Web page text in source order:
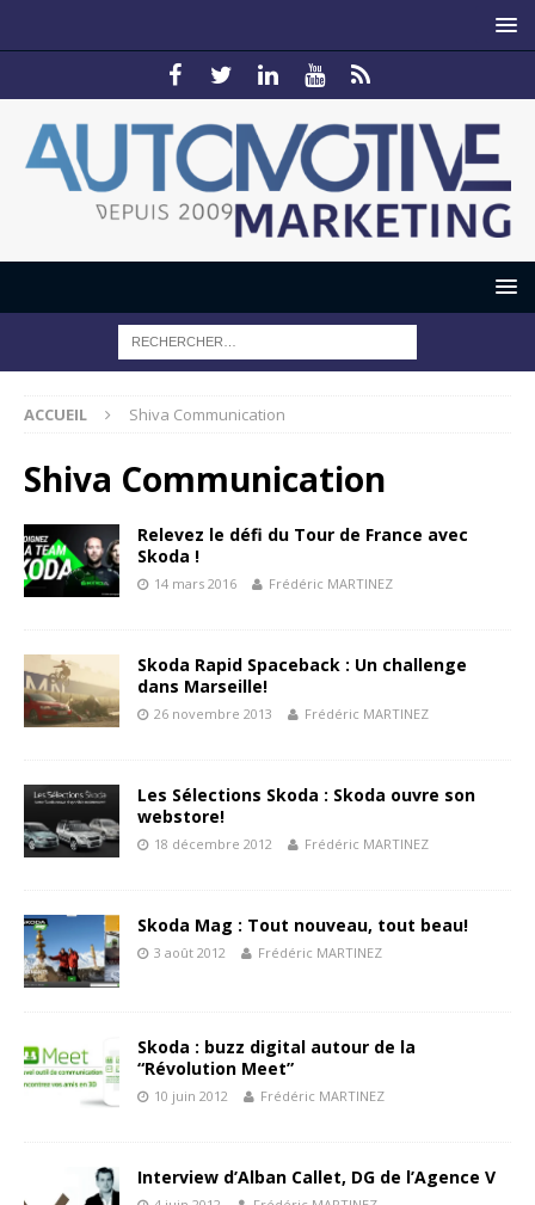
ACCUEIL Shiva Communication
Shiva Communication
Relevez le défi du Tour de France avec
Skoda !
14 mars 2016 Frédéric MARTINEZ
Skoda Rapid Spaceback : Un challenge
dans Marseille!
26 novembre 2013 Frédéric MARTINEZ
Les Sélections Skoda : Skoda ouvre son
webstore!
18 décembre 2012 Frédéric MARTINEZ
Skoda Mag : Tout nouveau, tout beau!
3 août 2012 Frédéric MARTINEZ
Skoda : buzz digital autour de la
“Révolution Meet”
10 juin 2012 Frédéric MARTINEZ
Interview d’Alban Callet, DG de l’Agence V